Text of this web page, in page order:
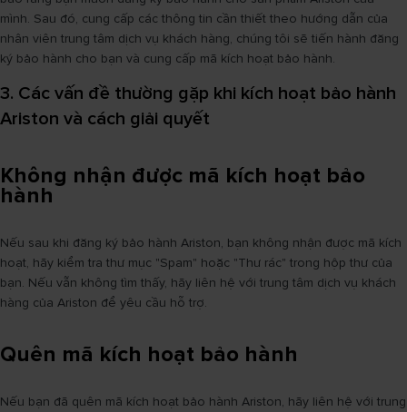
mình. Sau đó, cung cấp các thông tin cần thiết theo hướng dẫn của
nhân viên trung tâm dịch vụ khách hàng, chúng tôi sẽ tiến hành đăng
ký bảo hành cho bạn và cung cấp mã kích hoạt bảo hành.
3. Các vấn đề thường gặp khi kích hoạt bảo hành
Ariston và cách giải quyết
Không nhận được mã kích hoạt bảo
hành
Nếu sau khi đăng ký bảo hành Ariston, bạn không nhận được mã kích
hoạt, hãy kiểm tra thư mục "Spam" hoặc "Thư rác" trong hộp thư của
bạn. Nếu vẫn không tìm thấy, hãy liên hệ với trung tâm dịch vụ khách
hàng của Ariston để yêu cầu hỗ trợ.
Quên mã kích hoạt bảo hành
Nếu bạn đã quên mã kích hoạt bảo hành Ariston, hãy liên hệ với trung